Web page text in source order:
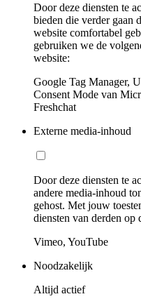
Door deze diensten te
bieden die verder gaan
website comfortabel
gebruiken we de
website:
Google Tag Manager,
Consent Mode van
Freshchat
Externe media-inhoud
Door deze diensten te
andere media-inhoud
gehost. Met jouw
diensten van derden op
Vimeo, YouTube
Noodzakelijk
Altijd actief